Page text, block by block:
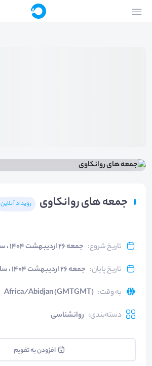
جمعه های روانکاوی رویداد آنلاین
تاریخ شروع: جمعه ۲۶ اردیبهشت ۱۴۰۴ ، ساعت ۰۸:۳۰
تاریخ پایان: جمعه ۲۶ اردیبهشت ۱۴۰۴ ، ساعت ۱۶:۳۰
به وقت:
Africa/Abidjan (GMTGMT)
دسته‌بندی: روانشناسی
افزودن به تقویم